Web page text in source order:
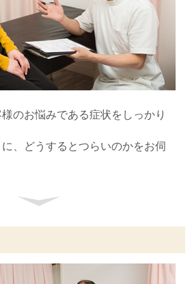
のお悩みである症状をしっかり
、どうするとつらいのかをお伺